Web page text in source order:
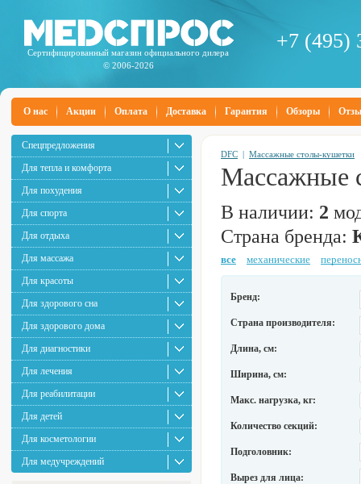
Сертифицированный магазин официального дилера
© 2006-2026
+7 (495)
О нас Акции Оплата Доставка Гарантия Обзоры
Спецпредложения
Для тепла и комфорта
Для похудения
Для спорта
Для отдыха
Для массажа
Для красоты
Для здорового сна
Для здорового дома
Для диагностики
Для лечения
Для реабилитации
Для детей
Для косметологии
Для медучреждений
DFC | Массажные столы-кушетки
Массажные
В наличии: 2
Страна бренда:
все механические
Бренд:
Страна производителя:
Длина, см:
Ширина, см:
Макс. нагрузка, кг:
Количество секций:
Подголовник:
Вырез для лица: